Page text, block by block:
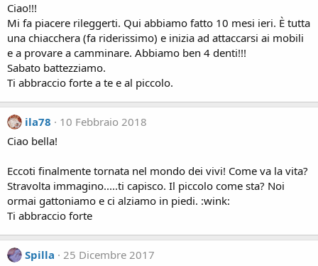
Ciao!!!
Mi fa piacere rileggerti. Qui abbiamo fatto 10 mesi ieri. È tutta
una chiacchera (fa riderissimo) e inizia ad attaccarsi ai mobili
e a provare a camminare. Abbiamo ben 4 denti!!!
Sabato battezziamo.
Ti abbraccio forte a te e al piccolo.
ila78
10 Febbraio 2018
Ciao bella!
Eccoti finalmente tornata nel mondo dei vivi! Come va la vita?
Stravolta immagino.....ti capisco. Il piccolo come sta? Noi
ormai gattoniamo e ci alziamo in piedi. :wink:
Ti abbraccio forte
Spilla
25 Dicembre 2017